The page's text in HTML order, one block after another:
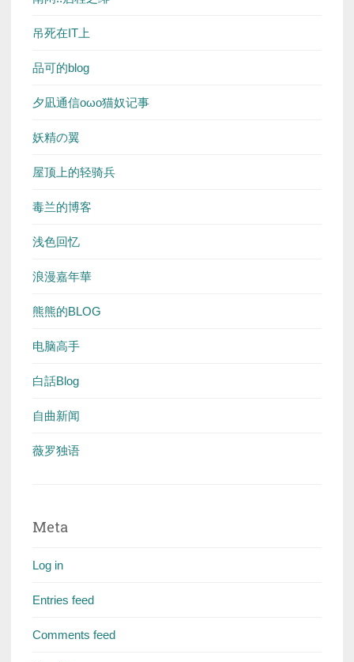
吊死在IT上
品可的blog
夕凪通信oωo猫奴记事
妖精の翼
屋顶上的轻骑兵
毒兰的博客
浅色回忆
浪漫嘉年華
熊熊的BLOG
电脑高手
白話Blog
自曲新闻
薇罗独语
Meta
Log in
Entries feed
Comments feed